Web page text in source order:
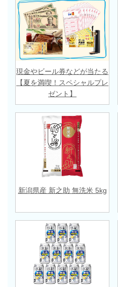
現金やビール券などが当たる
【夏を満喫！スペシャルプレ
ゼント】
新潟県産 新之助 無洗米 5kg